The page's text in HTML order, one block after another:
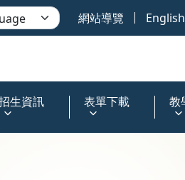
網站導覽 English
生資訊 表單下載 教